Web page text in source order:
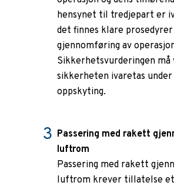
hensynet til tredjepart er
det finnes klare
gjennomføring av
Sikkerhetsvurderingen må
sikkerheten ivaretas
oppskyting.
Passering med rakett
luftrom
Passering med rakett
luftrom krever tillatelse